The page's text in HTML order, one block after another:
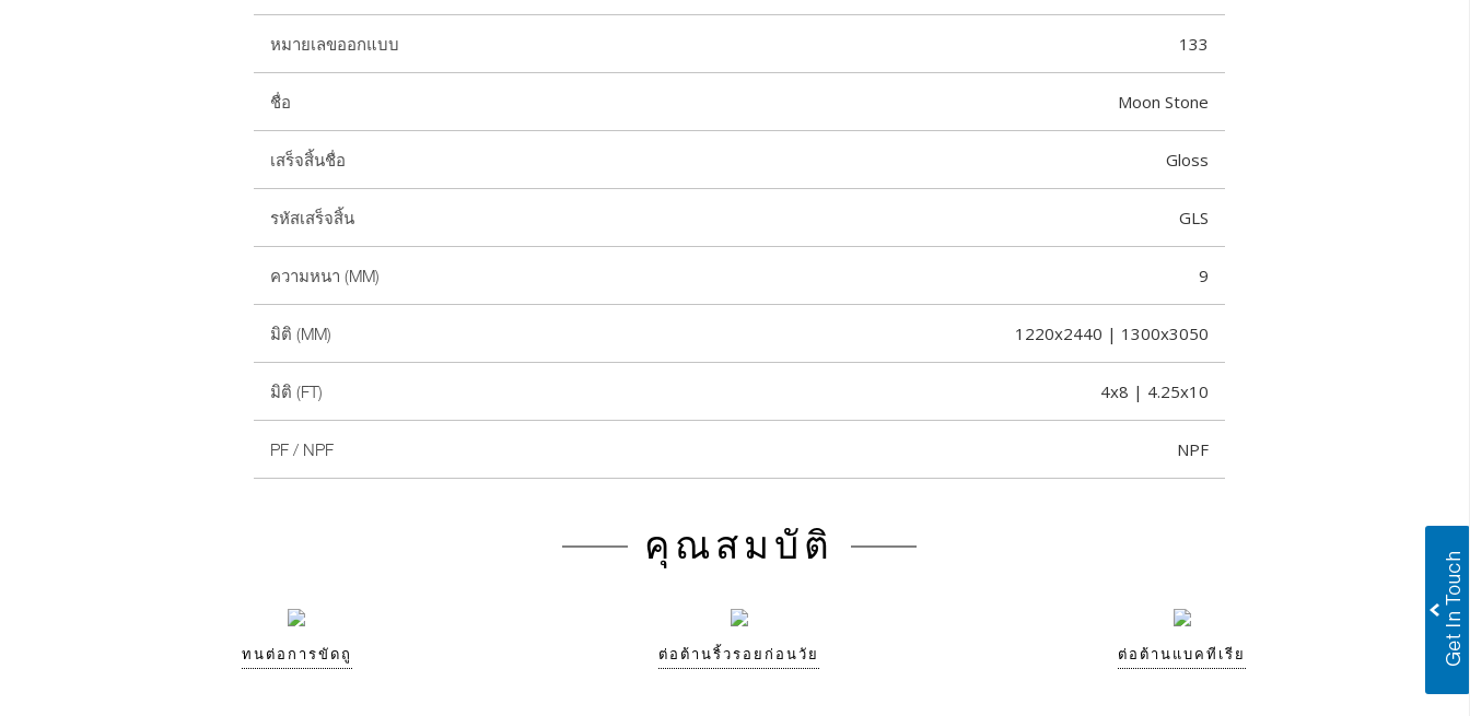
หมายเลขออกแบบ 133
ชื่อ Moon Stone
เสร็จสิ้นชื่อ Gloss
รหัสเสร็จสิ้น GLS
ความหนา (MM) 9
มิติ (MM) 1220x2440 | 1300x3050
มิติ (FT) 4x8 | 4.25x10
PF / NPF NPF
คุณสมบัติ
ทนต่อการขัดถู ต่อต้านริ้วรอยก่อนวัย ต่อต้านแบคทีเรีย